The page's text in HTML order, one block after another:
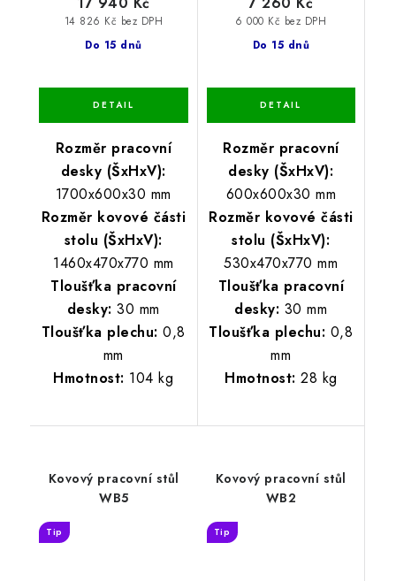
Do 15 dnů
14 826 Kč bez DPH
Rozměr pracovní
desky (ŠxHxV):
1700x600x30 mm
Rozměr kovové části
stolu (ŠxHxV):
1460x470x770 mm
Tloušťka pracovní
desky: 30 mm
Tloušťka plechu: 0,8
mm
Hmotnost: 104 kg
Do 15 dnů
6 000 Kč bez DPH
Rozměr pracovní
desky (ŠxHxV):
600x600x30 mm
Rozměr kovové části
stolu (ŠxHxV):
530x470x770 mm
Tloušťka pracovní
desky: 30 mm
Tloušťka plechu: 0,8
mm
Hmotnost: 28 kg
Kovový pracovní stůl
WB5
Tip
Kovový pracovní stůl
WB2
Tip